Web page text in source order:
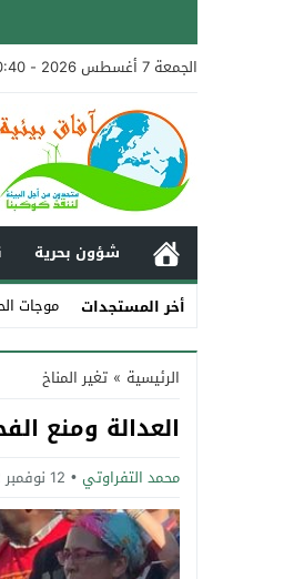
الجمعة 7 أغسطس 2026 - 20:40 مساءً
شؤون بحرية
أخر المستجدات
موجات
Stop
Previous
Next
الرئيسية » تغير المناخ
العدالة ومنع
محمد التفراوتي 12 نوفمبر 2022